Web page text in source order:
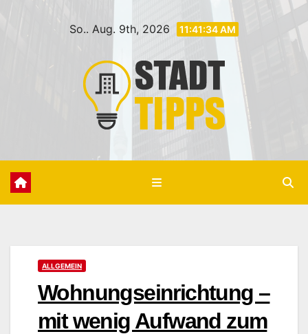
So.. Aug. 9th, 2026 11:41:35 AM
ALLGEMEIN
Wohnungseinrichtung –
mit wenig Aufwand zum